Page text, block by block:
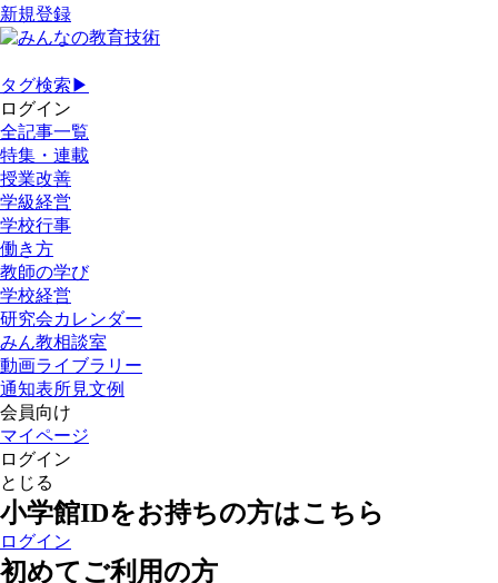
新規登録
タグ検索▶
ログイン
全記事一覧
特集・連載
授業改善
学級経営
学校行事
働き方
教師の学び
学校経営
研究会カレンダー
みん教相談室
動画ライブラリー
通知表所見文例
会員向け
マイページ
ログイン
とじる
小学館IDをお持ちの方はこちら
ログイン
初めてご利用の方